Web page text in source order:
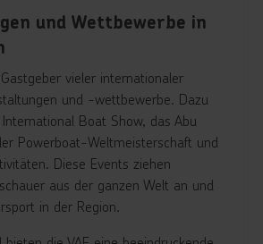
und Wettbewerbe in
vieler internationaler
und -wettbewerbe. Dazu
Boat Show, das Abu
Powerboat-Weltmeisterschaft und
Diese Events ziehen
aus der ganzen Welt an und
in der Region.